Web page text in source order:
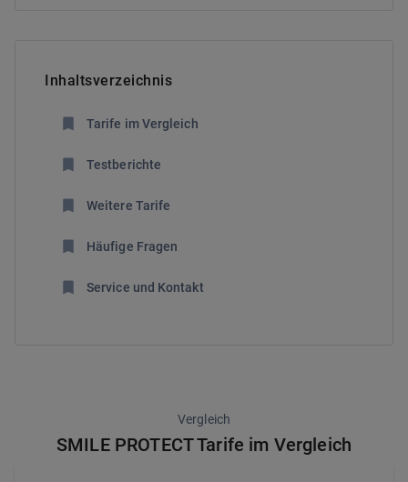
Inhaltsverzeichnis
Tarife im Vergleich
Testberichte
Weitere Tarife
Häufige Fragen
Service und Kontakt
Vergleich
SMILE PROTECT Tarife im Vergleich